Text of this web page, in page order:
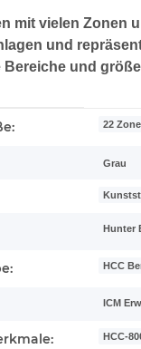
mit vielen Zonen
und
Bereiche und
22
Grau
Hunter
HCC
ICM
HCC-